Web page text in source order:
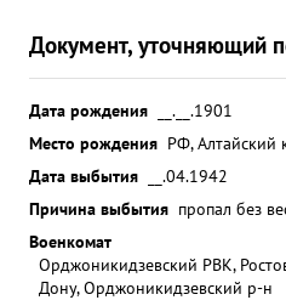
Документ, уточняющий
Дата рождения
__.__.1901
Место рождения РФ, Алтайский
Дата выбытия
__.04.1942
Причина выбытия пропал без
Военкомат
Орджоникидзевский РВК,
Дону, Орджоникидзевский р-н